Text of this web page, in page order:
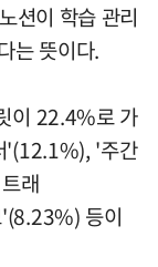
션이 학습 관리
는 뜻이다.
이 22.4%로 가
'(12.1%), '주간
래
등이